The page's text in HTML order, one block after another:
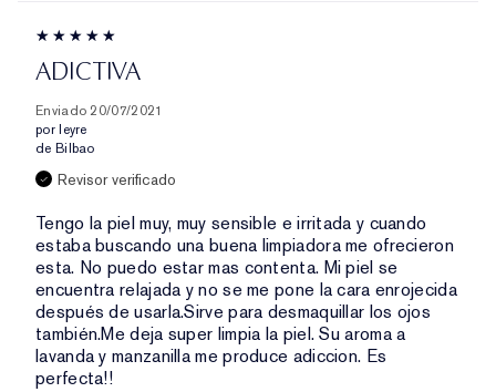
ADICTIVA
Enviado 20/07/2021
por leyre
de Bilbao
Revisor verificado
Tengo la piel muy, muy sensible e irritada y cuando
estaba buscando una buena limpiadora me ofrecieron
esta. No puedo estar mas contenta. Mi piel se
encuentra relajada y no se me pone la cara enrojecida
después de usarla.Sirve para desmaquillar los ojos
también.Me deja super limpia la piel. Su aroma a
lavanda y manzanilla me produce adiccion. Es
perfecta!!